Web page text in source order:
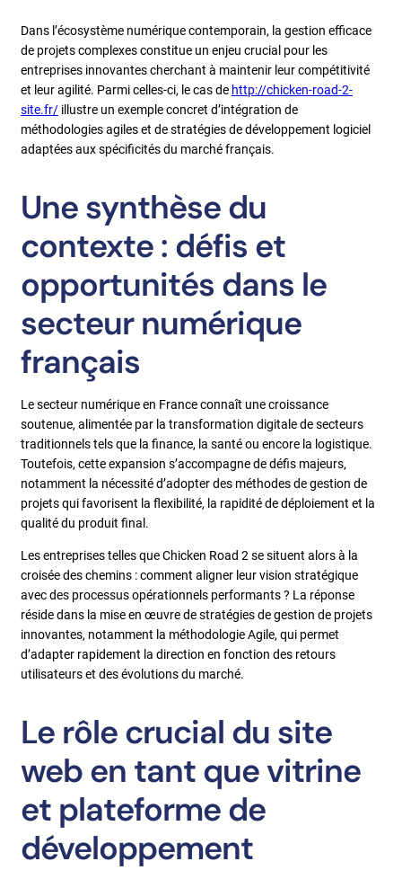
Dans l’écosystème numérique contemporain, la gestion efficace
de projets complexes constitue un enjeu crucial pour les
entreprises innovantes cherchant à maintenir leur compétitivité
et leur agilité. Parmi celles-ci, le cas de http://chicken-road-2-
site.fr/ illustre un exemple concret d’intégration de
méthodologies agiles et de stratégies de développement logiciel
adaptées aux spécificités du marché français.
Une synthèse du
contexte : défis et
opportunités dans le
secteur numérique
français
Le secteur numérique en France connaît une croissance
soutenue, alimentée par la transformation digitale de secteurs
traditionnels tels que la finance, la santé ou encore la logistique.
Toutefois, cette expansion s’accompagne de défis majeurs,
notamment la nécessité d’adopter des méthodes de gestion de
projets qui favorisent la flexibilité, la rapidité de déploiement et la
qualité du produit final.
Les entreprises telles que Chicken Road 2 se situent alors à la
croisée des chemins : comment aligner leur vision stratégique
avec des processus opérationnels performants ? La réponse
réside dans la mise en œuvre de stratégies de gestion de projets
innovantes, notamment la méthodologie Agile, qui permet
d’adapter rapidement la direction en fonction des retours
utilisateurs et des évolutions du marché.
Le rôle crucial du site
web en tant que vitrine
et plateforme de
développement